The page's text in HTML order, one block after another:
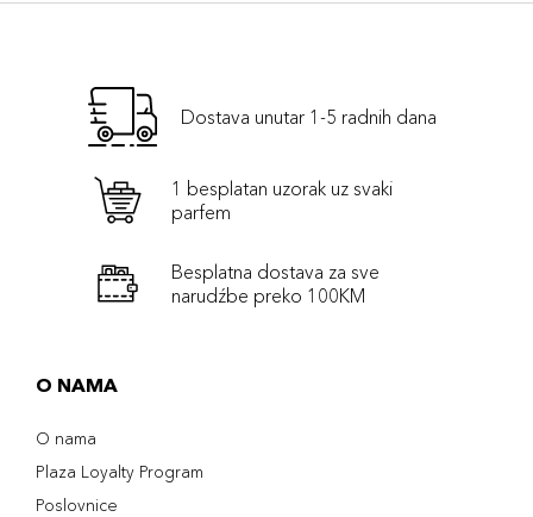
Dostava unutar 1-5 radnih dana
1 besplatan uzorak uz svaki
parfem
Besplatna dostava za sve
narudźbe preko 100KM
O NAMA
O nama
Plaza Loyalty Program
Poslovnice